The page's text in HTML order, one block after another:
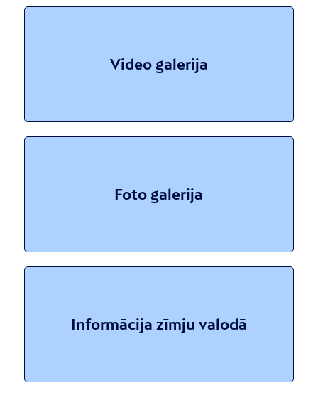
Video galerija
Foto galerija
Informācija zīmju valodā